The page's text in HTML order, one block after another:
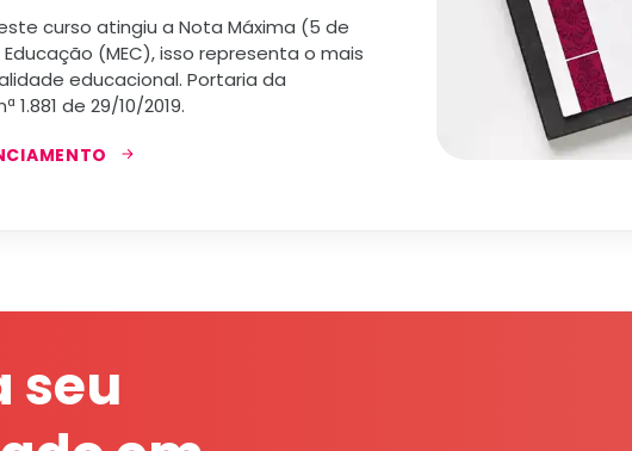
curso atingiu a Nota Máxima (5 de
(MEC), isso representa o mais
educacional. Portaria da
1.881 de 29/10/2019.
seu